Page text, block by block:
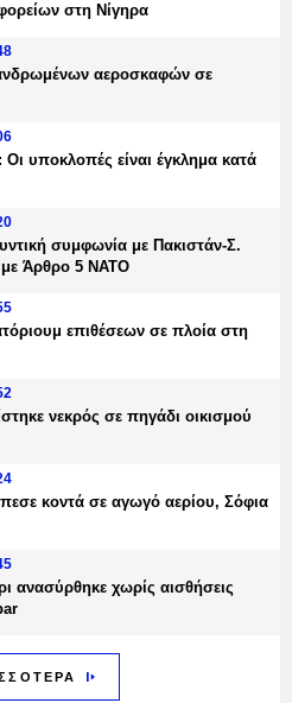
στη Νίγηρα
αεροσκαφών σε
υποκλοπές είναι έγκλημα κατά
συμφωνία με Πακιστάν-Σ.
Άρθρο 5 NATO
επιθέσεων σε πλοία στη
νεκρός σε πηγάδι οικισμού
κοντά σε αγωγό αερίου, Σόφια
ανασύρθηκε χωρίς αισθήσεις